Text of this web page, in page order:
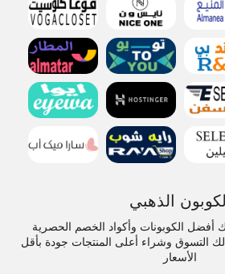
الذهبي
أفضل الكوبونات وأكواد الخصم الحصرية
لك التسوق وشراء أعلى المنتجات جودة بأقل
الأسعار